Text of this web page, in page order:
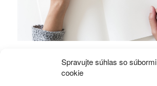
Spravujte súhlas so súbormi
cookie
vyťahovačom kotiev